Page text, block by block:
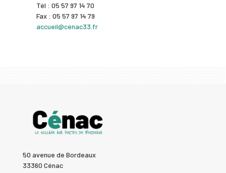
Tél : 05 57 97 14 70
Fax : 05 57 97 14 79
accueil@cenac33.fr
50 avenue de Bordeaux
33360 Cénac